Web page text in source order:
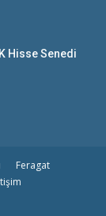
Hisse Senedi
Feragat